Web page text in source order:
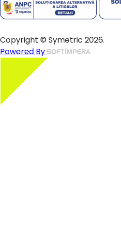
Copyright © Symetric 2026.
Powered By